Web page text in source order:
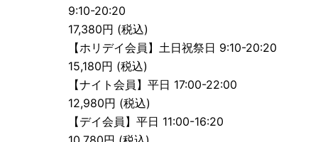
9:10-20:20
17,380円 (税込)
【ホリデイ会員】土日祝祭日 9:10-20:20
15,180円 (税込)
【ナイト会員】平日 17:00-22:00
12,980円 (税込)
【デイ会員】平日 11:00-16:20